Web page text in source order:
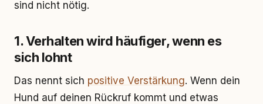
sind nicht nötig.
1. Verhalten wird häufiger, wenn es
sich lohnt
Das nennt sich positive Verstärkung. Wenn dein
Hund auf deinen Rückruf kommt und etwas